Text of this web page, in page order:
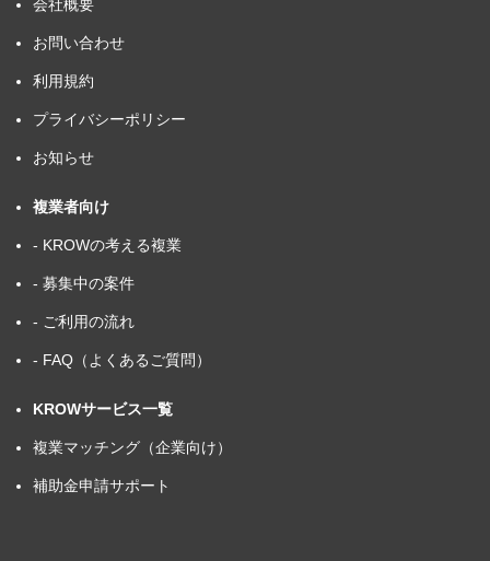
会社概要
お問い合わせ
利用規約
プライバシーポリシー
お知らせ
複業者向け
- KROWの考える複業
- 募集中の案件
- ご利用の流れ
- FAQ（よくあるご質問）
KROWサービス一覧
複業マッチング（企業向け）
補助金申請サポート